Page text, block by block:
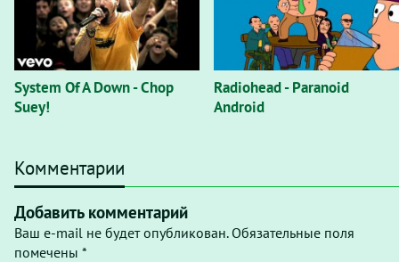
System Of A Down - Chop
Suey!
Radiohead - Paranoid
Android
Комментарии
Добавить комментарий
Ваш e-mail не будет опубликован. Обязательные поля
помечены *